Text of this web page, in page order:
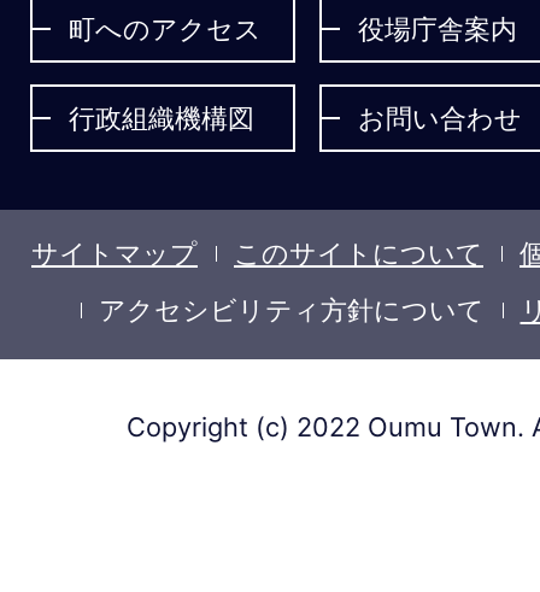
ょ
う
町へのアクセス 役場庁舎案内
行政組織機構図 お問い合わせ
サイトマップ このサイトについて
アクセシビリティ方針について
Copyright (c) 2022 Oumu Town.